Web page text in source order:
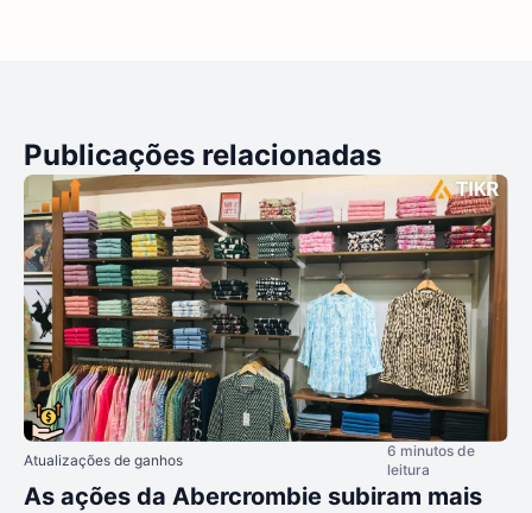
Publicações relacionadas
Atualizações de ganhos
6 minutos de
leitura
As ações da Abercrombie subiram mais